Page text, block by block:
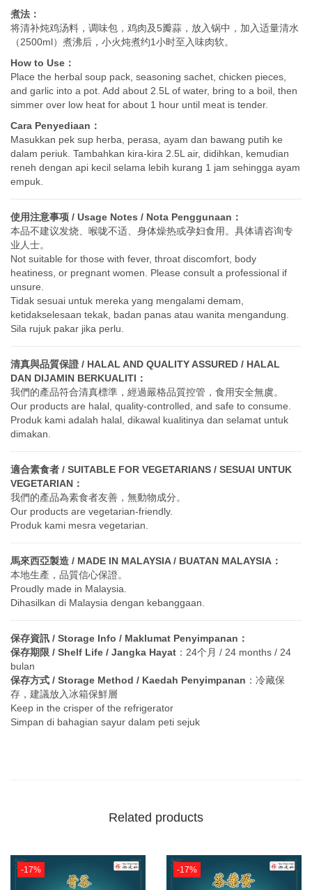
煮法：
将清补炖鸡汤料，调味包，鸡肉及5瓣蒜，放入锅中，加入适量清水
（2500ml）煮沸后，小火炖煮约1小时至入味肉软。
How to Use：
Place the herbal soup pack, seasoning sachet, chicken pieces,
and garlic into a pot. Add about 2.5L of water, bring to a boil, then
simmer over low heat for about 1 hour until meat is tender.
Cara Penyediaan：
Masukkan pek sup herba, perasa, ayam dan bawang putih ke
dalam periuk. Tambahkan kira-kira 2.5L air, didihkan, kemudian
reneh dengan api kecil selama lebih kurang 1 jam sehingga ayam
empuk.
使用注意事项 / Usage Notes / Nota Penggunaan：
本品不建议发烧、喉咙不适、身体燥热或孕妇食用。具体请咨询专
业人士。
Not suitable for those with fever, throat discomfort, body
heatiness, or pregnant women. Please consult a professional if
unsure.
Tidak sesuai untuk mereka yang mengalami demam,
ketidakselesaan tekak, badan panas atau wanita mengandung.
Sila rujuk pakar jika perlu.
清真與品質保證 / HALAL AND QUALITY ASSURED / HALAL
DAN DIJAMIN BERKUALITI：
我們的產品符合清真標準，經過嚴格品質控管，食用安全無虞。
Our products are halal, quality-controlled, and safe to consume.
Produk kami adalah halal, dikawal kualitinya dan selamat untuk
dimakan.
適合素食者 / SUITABLE FOR VEGETARIANS / SESUAI UNTUK
VEGETARIAN：
我們的產品為素食者友善，無動物成分。
Our products are vegetarian-friendly.
Produk kami mesra vegetarian.
馬來西亞製造 / MADE IN MALAYSIA / BUATAN MALAYSIA：
本地生產，品質信心保證。
Proudly made in Malaysia.
Dihasilkan di Malaysia dengan kebanggaan.
保存資訊 / Storage Info / Maklumat Penyimpanan：
保存期限 / Shelf Life / Jangka Hayat ：24个月 / 24 months / 24
bulan
保存方式 / Storage Method / Kaedah Penyimpanan ：冷藏保
存，建議放入冰箱保鮮層
Keep in the crisper of the refrigerator
Simpan di bahagian sayur dalam peti sejuk
Related products
-17% -17%